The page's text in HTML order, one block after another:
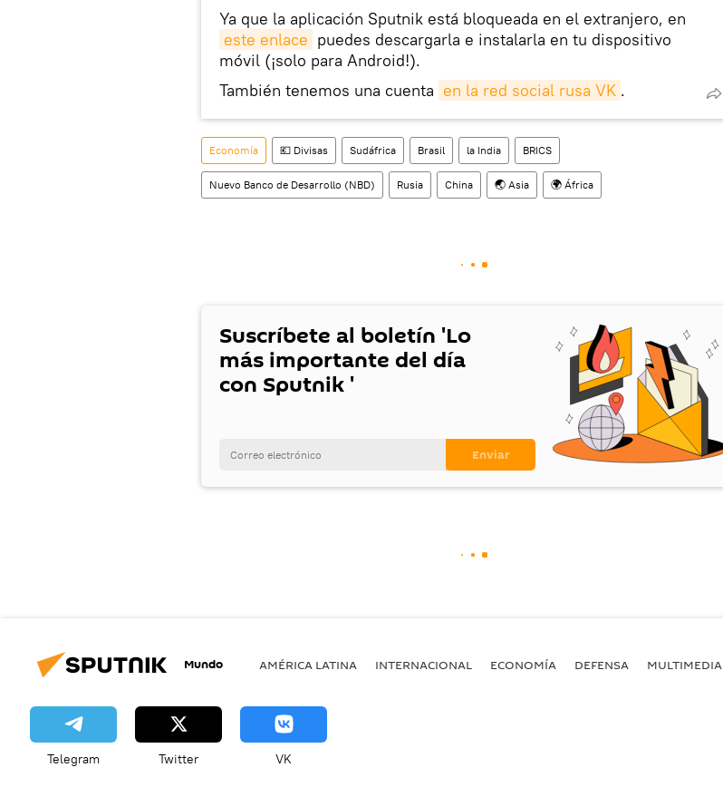
Ya que la aplicación Sputnik está bloqueada en el extranjero, en
este enlace puedes descargarla e instalarla en tu dispositivo
móvil (¡solo para Android!).
También tenemos una cuenta en la red social rusa VK .
Economía 💶 Divisas Sudáfrica Brasil la India BRICS
Nuevo Banco de Desarrollo (NBD) Rusia China 🌏 Asia 🌍 África
Suscríbete al boletín 'Lo
más importante del día
con Sputnik '
Mundo AMÉRICA LATINA INTERNACIONAL ECONOMÍA DEFENSA MULTIMEDIA
Telegram Twitter VK